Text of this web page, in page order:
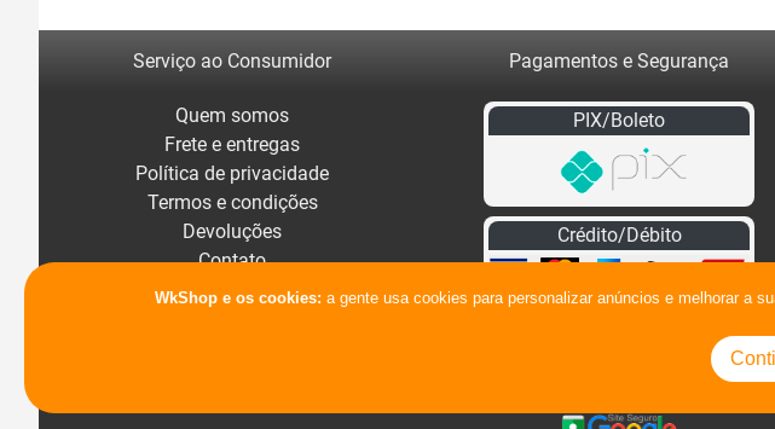
WkShop e os cookies: a gente usa cookies para personalizar anúncios e melhorar a
Serviço ao Consumidor
Quem somos
Frete e entregas
Política de privacidade
Termos e condições
Devoluções
Contato
Pagamentos e Segurança
PIX/Boleto
Crédito/Débito